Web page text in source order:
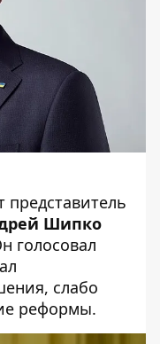
представитель
Шипко
голосовал
слабо
реформы.